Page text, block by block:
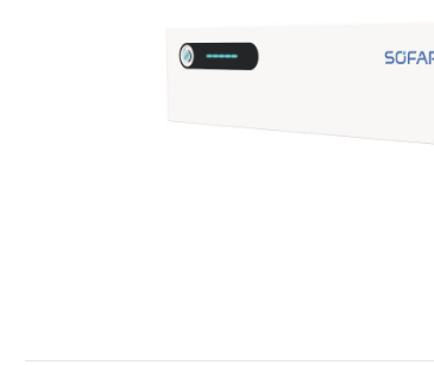
Zestawy akumulatorów
Akcesoria do